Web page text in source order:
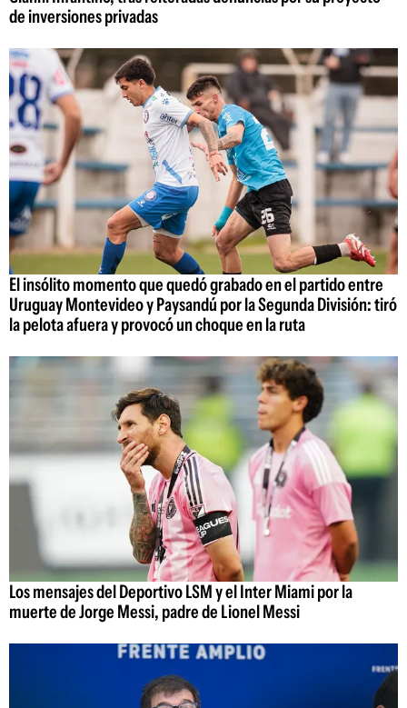
de inversiones privadas
El insólito momento que quedó grabado en el partido entre
Uruguay Montevideo y Paysandú por la Segunda División: tiró
la pelota afuera y provocó un choque en la ruta
Los mensajes del Deportivo LSM y el Inter Miami por la
muerte de Jorge Messi, padre de Lionel Messi